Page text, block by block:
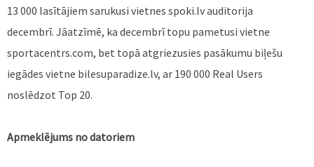
13 000 lasītājiem sarukusi vietnes spoki.lv auditorija
decembrī. Jāatzīmē, ka decembrī topu pametusi vietne
sportacentrs.com, bet topā atgriezusies pasākumu biļešu
iegādes vietne bilesuparadize.lv, ar 190 000 Real Users
noslēdzot Top 20.
Apmeklējums no datoriem